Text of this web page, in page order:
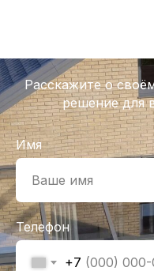
Расскажите о
решение для
Имя
Телефон
+7